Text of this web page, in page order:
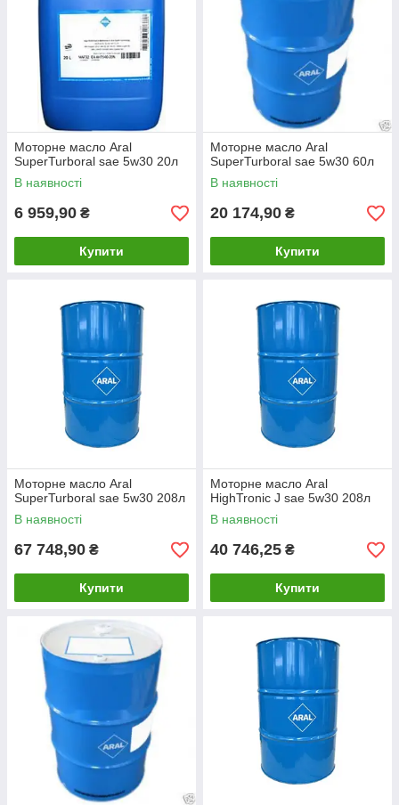
Моторне масло Aral
SuperTurboral sae 5w30 20л
В наявності
6 959,90 ₴
Купити
Моторне масло Aral
SuperTurboral sae 5w30 60л
В наявності
20 174,90 ₴
Купити
Моторне масло Aral
SuperTurboral sae 5w30 208л
В наявності
67 748,90 ₴
Купити
Моторне масло Aral
HighTronic J sae 5w30 208л
В наявності
40 746,25 ₴
Купити